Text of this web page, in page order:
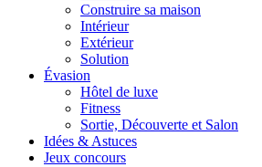
Construire sa maison
Intérieur
Extérieur
Solution
Évasion
Hôtel de luxe
Fitness
Sortie, Découverte et Salon
Idées & Astuces
Jeux concours